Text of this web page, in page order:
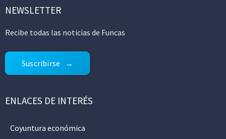
NEWSLETTER
Recibe todas las noticias de Funcas
Suscribirse
ENLACES DE INTERÉS
Coyuntura económica